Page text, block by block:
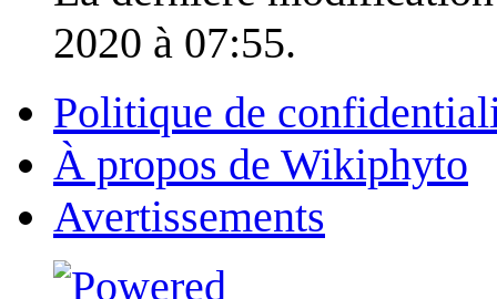
2020 à 07:55.
Politique de
À propos de Wikiphyto
Avertissements